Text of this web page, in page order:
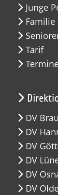
Junge
Tarif
DV
DV
DV
DV
DV
DV